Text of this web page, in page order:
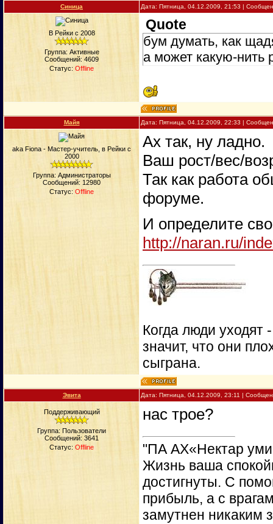
Синица Дата: Пятница, 04.12.2009, 21:53 |
В Рейки с 2008
Группа: Активные
Сообщений: 4609
Статус: Offline
Quote
бум думать, как
а может какую-нить
Майя Дата: Пятница, 04.12.2009, 22:33 |
aka Fiona - Мастер-учитель, в Рейки с
2000
Группа: Администраторы
Сообщений: 12980
Статус: Offline
Ах так, ну ладно.
Ваш рост/вес/
Так как работа
форуме.
И определите
http://naran.ru/
Когда люди уходят
значит, что они
сыграна.
Эвита Дата: Пятница, 04.12.2009, 23:11 |
Поддерживающий
Группа: Пользователи
Сообщений: 3641
Статус: Offline
нас трое?
"ПА АХ«Нектар
Жизнь ваша
достигнуты. С
прибыль, а с
замутнен никаким